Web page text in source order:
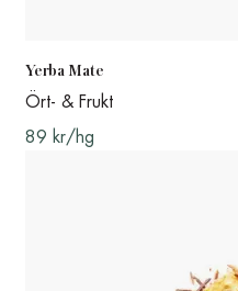
Yerba Mate
Ört- & Frukt
89 kr/hg